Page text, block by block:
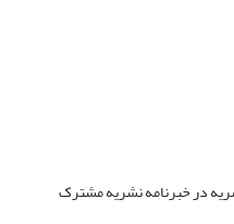
در خبرنامه نشریه مشترک